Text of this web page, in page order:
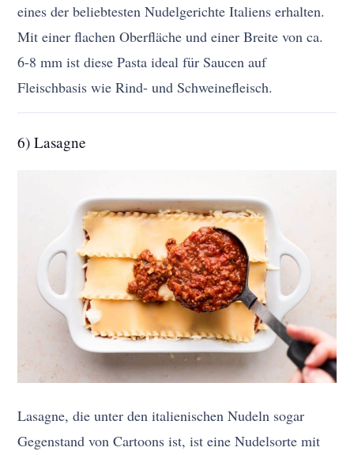
eines der beliebtesten Nudelgerichte Italiens erhalten.
Mit einer flachen Oberfläche und einer Breite von ca.
6-8 mm ist diese Pasta ideal für Saucen auf
Fleischbasis wie Rind- und Schweinefleisch.
6) Lasagne
Lasagne, die unter den italienischen Nudeln sogar
Gegenstand von Cartoons ist, ist eine Nudelsorte mit